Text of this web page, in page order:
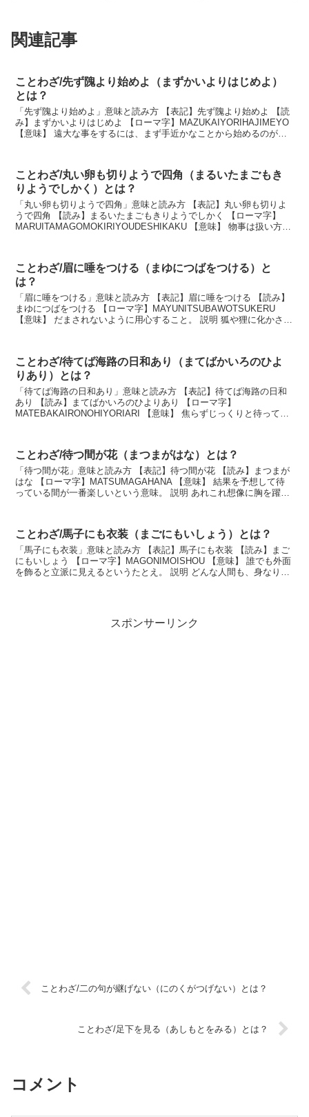
関連記事
ことわざ/先ず隗より始めよ（まずかいよりはじめよ）
とは？
「先ず隗より始めよ」意味と読み方 【表記】先ず隗より始めよ 【読
み】まずかいよりはじめよ 【ローマ字】MAZUKAIYORIHAJIMEYO
【意味】 遠大な事をするには、まず手近かなことから始めるのがよ
ことわざ/丸い卵も切りようで四角（まるいたまごもき
りようでしかく）とは？
「丸い卵も切りようで四角」意味と読み方 【表記】丸い卵も切りよ
うで四角 【読み】まるいたまごもきりようでしかく 【ローマ字】
MARUITAMAGOMOKIRIYOUDESHIKAKU 【意味】 物事は扱い方に
ことわざ/眉に唾をつける（まゆにつばをつける）と
は？
「眉に唾をつける」意味と読み方 【表記】眉に唾をつける 【読み】
まゆにつばをつける 【ローマ字】MAYUNITSUBAWOTSUKERU
【意味】 だまされないように用心すること。 説明 狐や狸に化かされ
ことわざ/待てば海路の日和あり（まてばかいろのひよ
りあり）とは？
「待てば海路の日和あり」意味と読み方 【表記】待てば海路の日和
あり 【読み】まてばかいろのひよりあり 【ローマ字】
MATEBAKAIRONOHIYORIARI 【意味】 焦らずじっくりと待ってい
ことわざ/待つ間が花（まつまがはな）とは？
「待つ間が花」意味と読み方 【表記】待つ間が花 【読み】まつまが
はな 【ローマ字】MATSUMAGAHANA 【意味】 結果を予想して待
っている間が一番楽しいという意味。 説明 あれこれ想像に胸を躍ら
ことわざ/馬子にも衣装（まごにもいしょう）とは？
「馬子にも衣装」意味と読み方 【表記】馬子にも衣装 【読み】まご
にもいしょう 【ローマ字】MAGONIMOISHOU 【意味】 誰でも外面
を飾ると立派に見えるというたとえ。 説明 どんな人間も、身なりを
スポンサーリンク
ことわざ/二の句が継げない（にのくがつげない）とは？
ことわざ/足下を見る（あしもとをみる）とは？
コメント